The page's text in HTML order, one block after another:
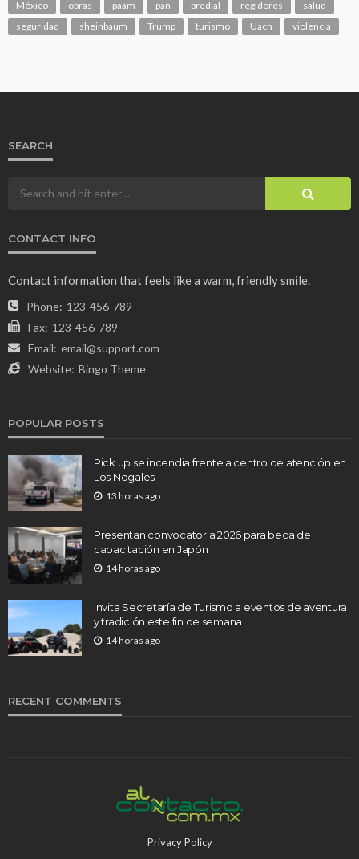
México
obras paam pan predial regidores
salud
seguridad
sheinbaum Trump turismo Uach violencia
SEARCH
CONTACT INFO
Contact information that feels like a warm, friendly smile.
Phone: 123-456-789
Fax: 123-456-789
Email: email@support.com
Website: Bingo Theme
POPULAR POSTS
Pick up se incendia frente a centro de atención en
Los Nogales
13 horas ago
Presentan convocatoria 2026 para beca de
capacitación en Japón
14 horas ago
Invita Secretaría de Turismo a eventos de aventura
y tradición este fin de semana
14 horas ago
RECENT COMMENTS
Privacy Policy